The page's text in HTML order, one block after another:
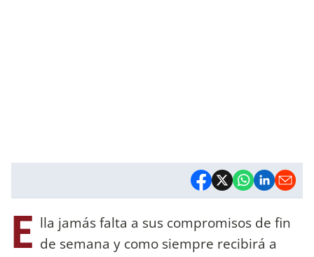
E lla jamás falta a sus compromisos de fin
de semana y como siempre recibirá a